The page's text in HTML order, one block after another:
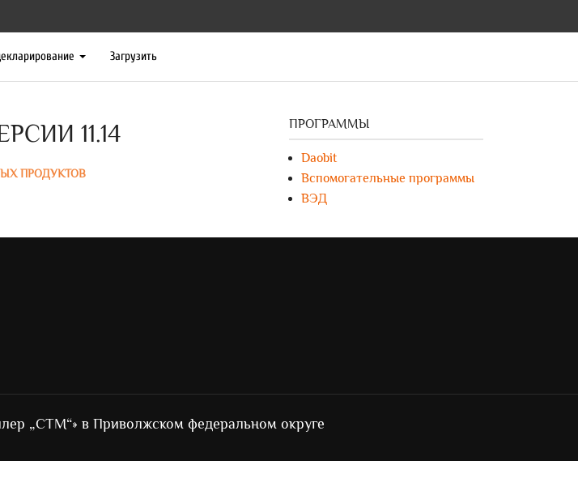
Загрузить
11.14
ПРОДУКТОВ
ПРОГРАММЫ
Daobit
Вспомогательные программы
ВЭД
„СТМ“» в Приволжском федеральном округе